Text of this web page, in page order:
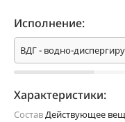
Исполнение:
ВДГ - водно-
Характеристики:
СоставДействующее